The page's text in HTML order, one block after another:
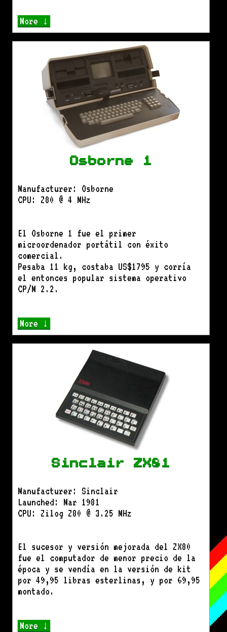
More ↓
Osborne 1
Manufacturer: Osborne
CPU: Z80 @ 4 MHz
El Osborne 1 fue el primer
microordenador portátil con éxito
comercial.
Pesaba 11 kg, costaba US$1795 y corría
el entonces popular sistema operativo
CP/M 2.2.​
More ↓
Sinclair ZX81
Manufacturer: Sinclair
Launched: Mar 1981
CPU: Zilog Z80 @ 3.25 MHz
El sucesor y versión mejorada del ZX80
fue el computador de menor precio de la
época y se vendía en la versión de kit
por 49,95 libras esterlinas, y por 69,95
montado.
More ↓